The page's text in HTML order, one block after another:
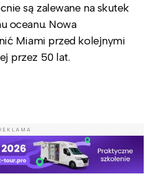
są zalewane na skutek
oceanu. Nowa
Miami przed kolejnymi
przez 50 lat.